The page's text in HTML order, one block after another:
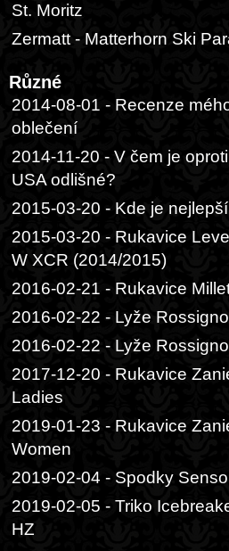
St. Moritz
Zermatt - Matterhorn Ski
Různé
2014-08-01 - Recenze
oblečení
2014-11-20 - V čem je
USA odlišné?
2015-03-20 - Kde je
2015-03-20 - Rukavice
W XCR (2014/2015)
2016-02-21 - Rukavice
2016-02-22 - Lyže
2016-02-22 - Lyže
2017-12-20 - Rukavice
Ladies
2019-01-23 - Rukavice
Women
2019-02-04 - Spodky
2019-02-05 - Triko
HZ